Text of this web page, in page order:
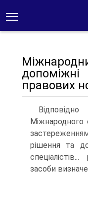
допоміжні
правових
Міжнародного
рішення та
засоби